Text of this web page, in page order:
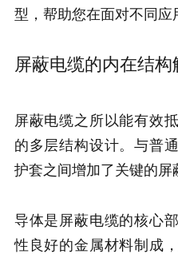
型，帮助您在面对不同应
屏蔽电缆的内在结构
屏蔽电缆之所以能有效
的多层结构设计。与普
护套之间增加了关键的屏
导体是屏蔽电缆的核心
性良好的金属材料制成